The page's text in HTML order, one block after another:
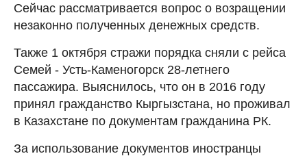
Сейчас рассматривается вопрос о возращении
незаконно полученных денежных средств.
Также 1 октября стражи порядка сняли с рейса
Семей - Усть-Каменогорск 28-летнего
пассажира. Выяснилось, что он в 2016 году
принял гражданство Кыргызстана, но проживал
в Казахстане по документам гражданина РК.
За использование документов иностранцы